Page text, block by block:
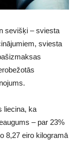
sevišķi – sviesta
sviesta
liecina, ka
– par 23%
8,27 eiro kilogramā